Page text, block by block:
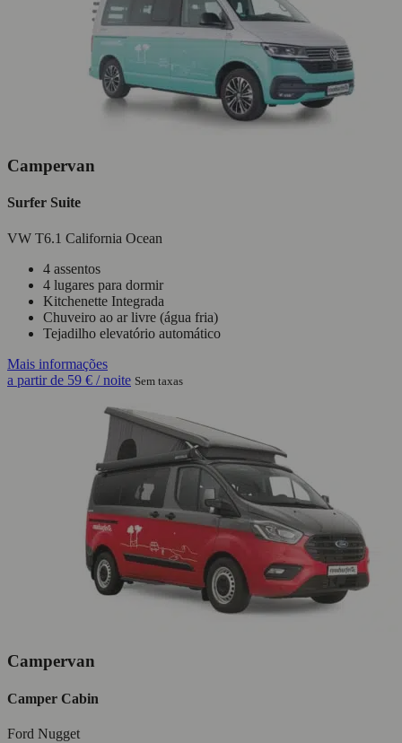
Campervan
Surfer Suite
VW T6.1 California Ocean
4 assentos
4 lugares para dormir
Kitchenette Integrada
Chuveiro ao ar livre (água fria)
Tejadilho elevatório automático
Mais informações
a partir de 59 € / noite Sem taxas
Campervan
Camper Cabin
Ford Nugget